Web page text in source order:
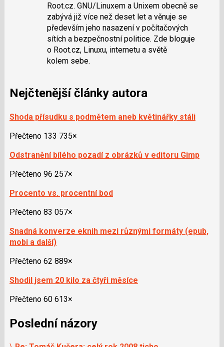
Root.cz. GNU/Linuxem a Unixem obecně se
zabývá již více než deset let a věnuje se
především jeho nasazení v počítačových
sítích a bezpečnostní politice. Zde bloguje
o Root.cz, Linuxu, internetu a světě
kolem sebe.
Nejčtenější články autora
Shoda přísudku s podmětem aneb květinářky stáli
Přečteno 133 735×
Odstranění bílého pozadí z obrázků v editoru Gimp
Přečteno 96 257×
Procento vs. procentní bod
Přečteno 83 057×
Snadná konverze eknih mezi různými formáty (epub,
mobi a další)
Přečteno 62 889×
Shodil jsem 20 kilo za čtyři měsíce
Přečteno 60 613×
Poslední názory